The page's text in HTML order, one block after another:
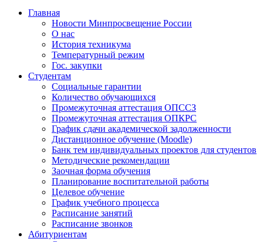
Главная
Новости Минпросвещение России
О нас
История техникума
Температурный режим
Гос. закупки
Студентам
Социальные гарантии
Количество обучающихся
Промежуточная аттестация ОПССЗ
Промежуточная аттестация ОПКРС
График сдачи академической задолженности
Дистанционное обучение (Moodle)
Банк тем индивидуальных проектов для студентов
Методические рекомендации
Заочная форма обучения
Планирование воспитательной работы
Целевое обучение
График учебного процесса
Расписание занятий
Расписание звонков
Абитуриентам